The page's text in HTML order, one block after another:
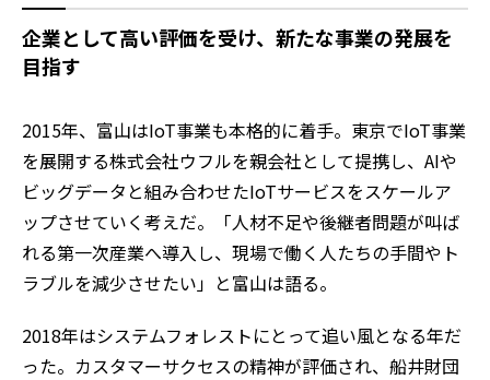
企業として高い評価を受け、新たな事業の発展を
目指す
2015年、富山はIoT事業も本格的に着手。東京でIoT事業
を展開する株式会社ウフルを親会社として提携し、AIや
ビッグデータと組み合わせたIoTサービスをスケールア
ップさせていく考えだ。「人材不足や後継者問題が叫ば
れる第一次産業へ導入し、現場で働く人たちの手間やト
ラブルを減少させたい」と富山は語る。
2018年はシステムフォレストにとって追い風となる年だ
った。カスタマーサクセスの精神が評価され、船井財団